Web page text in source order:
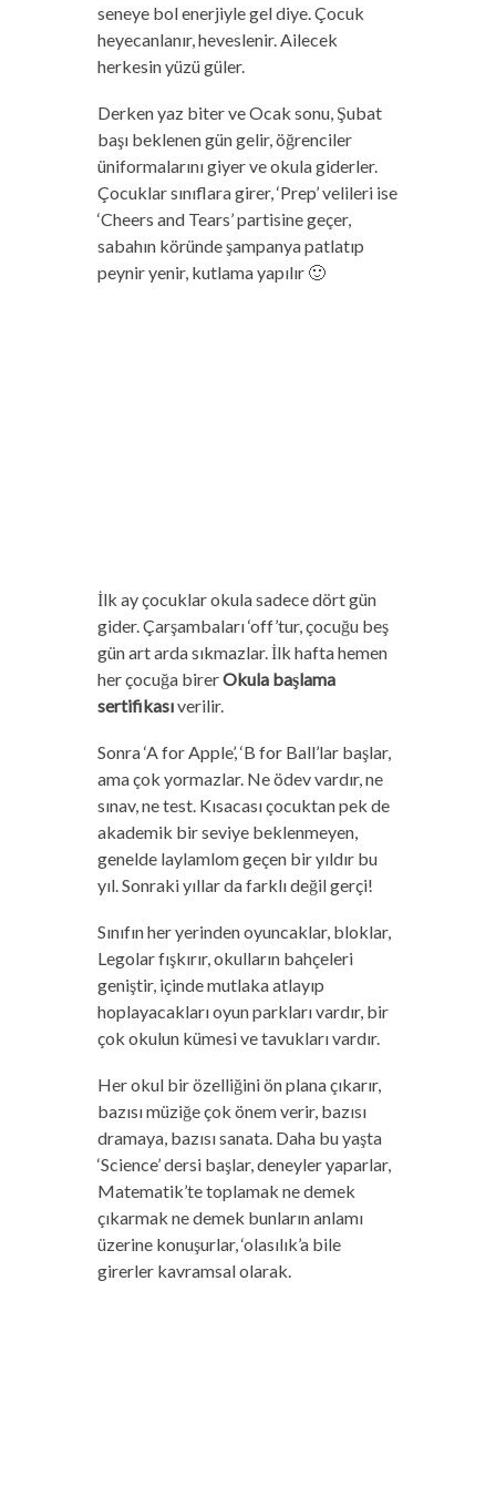
seneye bol enerjiyle gel diye. Çocuk
heyecanlanır, heveslenir. Ailecek
herkesin yüzü güler.
Derken yaz biter ve Ocak sonu, Şubat
başı beklenen gün gelir, öğrenciler
üniformalarını giyer ve okula giderler.
Çocuklar sınıflara girer, ‘Prep’ velileri ise
‘Cheers and Tears’ partisine geçer,
sabahın köründe şampanya patlatıp
peynir yenir, kutlama yapılır 🙂
İlk ay çocuklar okula sadece dört gün
gider. Çarşambaları ‘off’tur, çocuğu beş
gün art arda sıkmazlar. İlk hafta hemen
her çocuğa birerOkula başlama
sertifikasıverilir.
Sonra ‘A for Apple’, ‘B for Ball’lar başlar,
ama çok yormazlar. Ne ödev vardır, ne
sınav, ne test. Kısacası çocuktan pek de
akademik bir seviye beklenmeyen,
genelde laylamlom geçen bir yıldır bu
yıl. Sonraki yıllar da farklı değil gerçi!
Sınıfın her yerinden oyuncaklar, bloklar,
Legolar fışkırır, okulların bahçeleri
geniştir, içinde mutlaka atlayıp
hoplayacakları oyun parkları vardır, bir
çok okulun kümesi ve tavukları vardır.
Her okul bir özelliğini ön plana çıkarır,
bazısı müziğe çok önem verir, bazısı
dramaya, bazısı sanata. Daha bu yaşta
‘Science’ dersi başlar, deneyler yaparlar,
Matematik’te toplamak ne demek
çıkarmak ne demek bunların anlamı
üzerine konuşurlar, ‘olasılık’a bile
girerler kavramsal olarak.